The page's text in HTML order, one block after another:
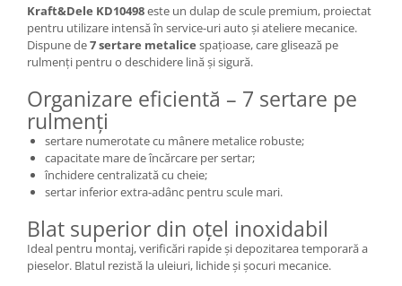
Kraft&Dele KD10498este un dulap de scule premium, proiectat
pentru utilizare intensă în service-uri auto și ateliere mecanice.
Dispune de7 sertare metalice spațioase, care glisează pe
rulmenți pentru o deschidere lină și sigură.
Organizare eficientă – 7 sertare pe
rulmenți
sertare numerotate cu mânere metalice robuste;
capacitate mare de încărcare per sertar;
închidere centralizată cu cheie;
sertar inferior extra-adânc pentru scule mari.
Blat superior din oțel inoxidabil
Ideal pentru montaj, verificări rapide și depozitarea temporară a
pieselor. Blatul rezistă la uleiuri, lichide și șocuri mecanice.